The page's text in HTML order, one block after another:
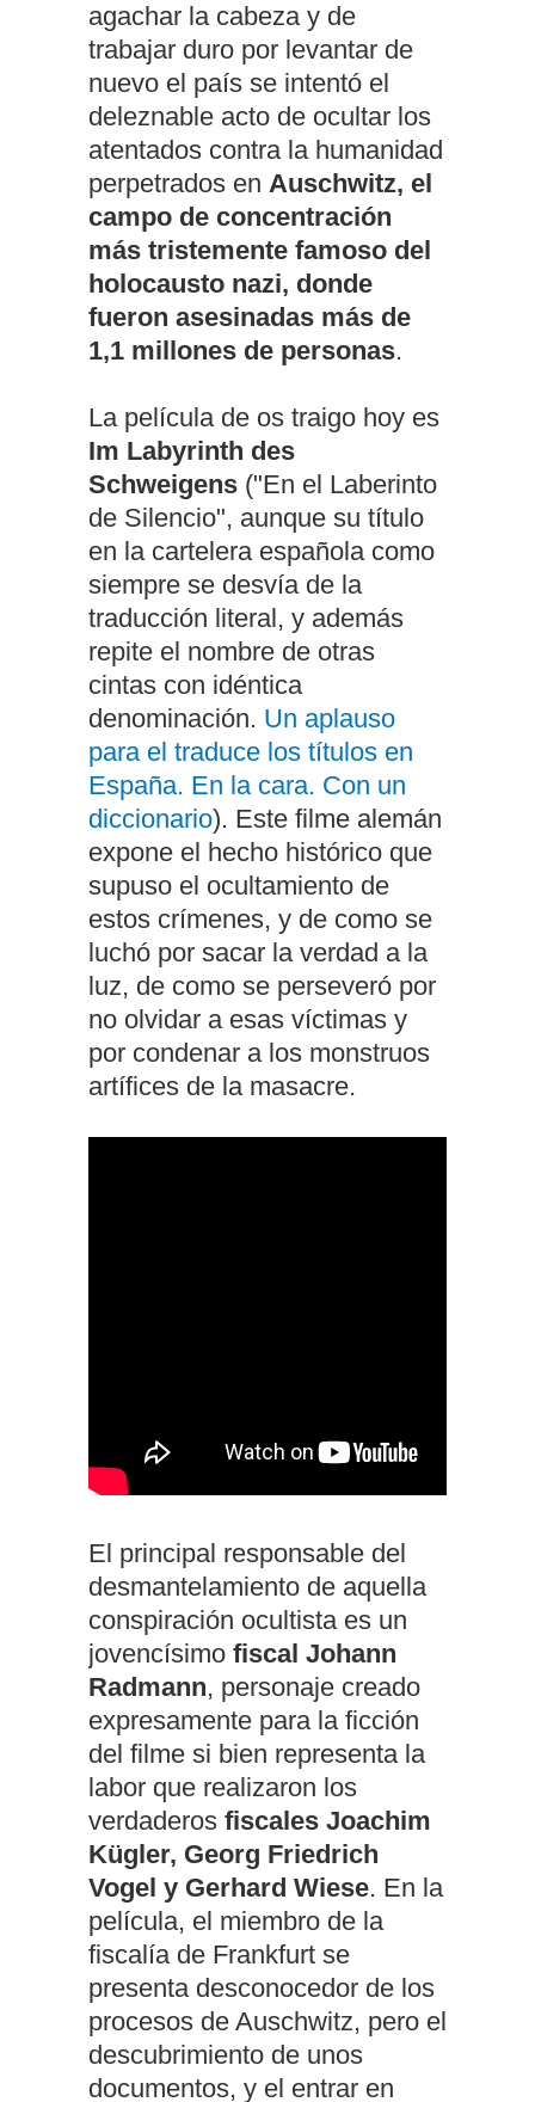
agachar la cabeza y de
trabajar duro por levantar de
nuevo el país se intentó el
deleznable acto de ocultar los
atentados contra la humanidad
perpetrados en Auschwitz, el
campo de concentración
más tristemente famoso del
holocausto nazi, donde
fueron asesinadas más de
1,1 millones de personas.
La película de os traigo hoy es
Im Labyrinth des
Schweigens ("En el Laberinto
de Silencio", aunque su título
en la cartelera española como
siempre se desvía de la
traducción literal, y además
repite el nombre de otras
cintas con idéntica
denominación. Un aplauso
para el traduce los títulos en
España. En la cara. Con un
diccionario). Este filme alemán
expone el hecho histórico que
supuso el ocultamiento de
estos crímenes, y de como se
luchó por sacar la verdad a la
luz, de como se perseveró por
no olvidar a esas víctimas y
por condenar a los monstruos
artífices de la masacre.
El principal responsable del
desmantelamiento de aquella
conspiración ocultista es un
jovencísimo fiscal Johann
Radmann, personaje creado
expresamente para la ficción
del filme si bien representa la
labor que realizaron los
verdaderos fiscales Joachim
Kügler, Georg Friedrich
Vogel y Gerhard Wiese. En la
película, el miembro de la
fiscalía de Frankfurt se
presenta desconocedor de los
procesos de Auschwitz, pero el
descubrimiento de unos
documentos, y el entrar en